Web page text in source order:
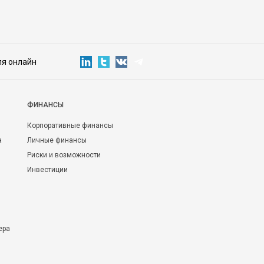
онлайн
ФИНАНСЫ
Корпоративные финансы
Личные финансы
Риски и возможности
Инвестиции